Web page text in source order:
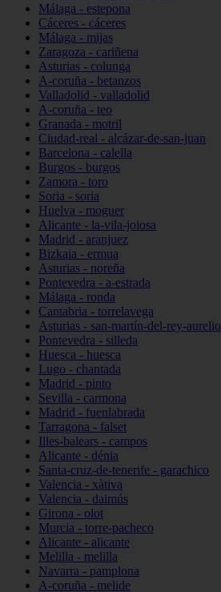
Málaga - estepona
Cáceres - cáceres
Málaga - mijas
Zaragoza - cariñena
Asturias - colunga
A-coruña - betanzos
Valladolid - valladolid
A-coruña - teo
Granada - motril
Ciudad-real - alcázar-de-san-juan
Barcelona - calella
Burgos - burgos
Zamora - toro
Soria - soria
Huelva - moguer
Alicante - la-vila-joiosa
Madrid - aranjuez
Bizkaia - ermua
Asturias - noreña
Pontevedra - a-estrada
Málaga - ronda
Cantabria - torrelavega
Asturias - san-martín-del-rey-aurelio
Pontevedra - silleda
Huesca - huesca
Lugo - chantada
Madrid - pinto
Sevilla - carmona
Madrid - fuenlabrada
Tarragona - falset
Illes-balears - campos
Alicante - dénia
Santa-cruz-de-tenerife - garachico
Valencia - xàtiva
Valencia - daimús
Girona - olot
Murcia - torre-pacheco
Alicante - alicante
Melilla - melilla
Navarra - pamplona
A-coruña - melide